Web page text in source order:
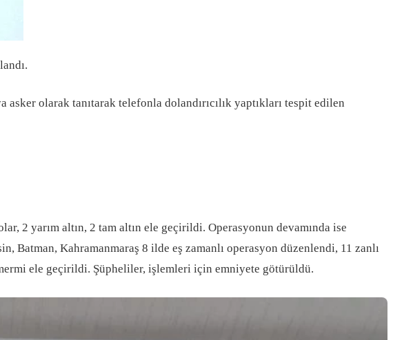
olarak tanıtarak telefonla dolandırıcılık yaptıkları tespit edilen
2 yarım altın, 2 tam altın ele geçirildi. Operasyonun devamında ise
Batman, Kahramanmaraş 8 ilde eş zamanlı operasyon düzenlendi, 11 zanlı
ele geçirildi. Şüpheliler, işlemleri için emniyete götürüldü.